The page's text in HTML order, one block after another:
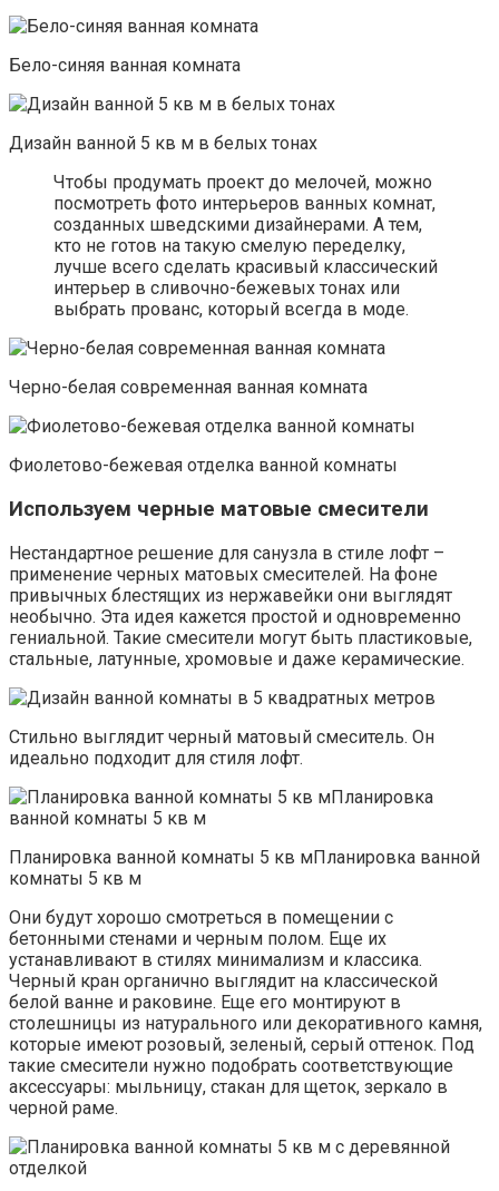
Бело-синяя ванная комната
Дизайн ванной 5 кв м в белых тонах
Чтобы продумать проект до мелочей, можно
посмотреть фото интерьеров ванных комнат,
созданных шведскими дизайнерами. А тем,
кто не готов на такую смелую переделку,
лучше всего сделать красивый классический
интерьер в сливочно-бежевых тонах или
выбрать прованс, который всегда в моде.
Черно-белая современная ванная комната
Фиолетово-бежевая отделка ванной комнаты
Используем черные матовые смесители
Нестандартное решение для санузла в стиле лофт –
применение черных матовых смесителей. На фоне
привычных блестящих из нержавейки они выглядят
необычно. Эта идея кажется простой и одновременно
гениальной. Такие смесители могут быть пластиковые,
стальные, латунные, хромовые и даже керамические.
Стильно выглядит черный матовый смеситель. Он
идеально подходит для стиля лофт.
Планировка ванной комнаты 5 кв мПланировка ванной
комнаты 5 кв м
Они будут хорошо смотреться в помещении с
бетонными стенами и черным полом. Еще их
устанавливают в стилях минимализм и классика.
Черный кран органично выглядит на классической
белой ванне и раковине. Еще его монтируют в
столешницы из натурального или декоративного камня,
которые имеют розовый, зеленый, серый оттенок. Под
такие смесители нужно подобрать соответствующие
аксессуары: мыльницу, стакан для щеток, зеркало в
черной раме.